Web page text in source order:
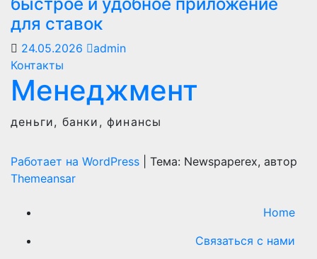
для ставок
24.05.2026
admin
Контакты
Менеджмент
деньги, банки, финансы
Работает на WordPress
Тема: Newspaperex, автор
Themeansar
Home
Связаться с нами